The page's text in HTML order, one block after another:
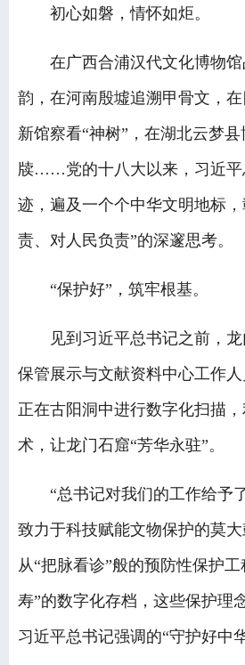
初心如磐，情怀如炬。
在广西合浦汉代文化博物馆
韵，在河南殷墟追溯甲骨文，
新馆察看“神树”，在湖北云梦
牍……党的十八大以来，习近平
迹，遍及一个个中华文明地标
责、对人民负责”的深邃思考。
“保护好”，筑牢根基。
见到习近平总书记之前，龙
保管展示与文献资料中心工作
正在古阳洞中进行数字化扫描
术，让龙门石窟“芳华永驻”。
“总书记对我们的工作给予
致力于科技赋能文物保护的莫大
从“把脉看诊”般的预防性保护
寿”的数字化存档，这些保护理
习近平总书记强调的“守护好中